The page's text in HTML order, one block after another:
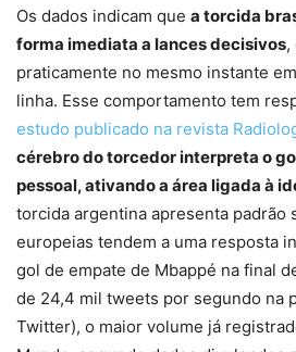
Os dados indicam que a torcida
forma imediata a lances decisivos,
praticamente no mesmo instante
linha. Esse comportamento tem
estudo publicado na revista
cérebro do torcedor interpreta o
pessoal, ativando a área ligada à
torcida argentina apresenta padrão
europeias tendem a uma resposta
gol de empate de Mbappé na final
de 24,4 mil tweets por segundo na
Twitter), o maior volume já